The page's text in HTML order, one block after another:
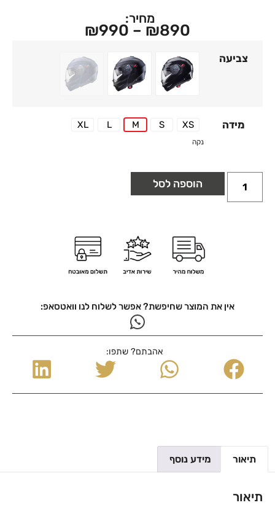
מחיר:
₪890
–
₪990
צביעה
02 SMART BLACK - DUKE X
17 MATT BLACK - DUKE X
48 MATT BLUE YAMA – DUKE X
מידה XS
M
M
XL
נקה
הוספה לסל
אין את המוצר שחיפשת? אפשר לשלוח לנו וואטסאפ:
אהבתם? שתפו:
תיאור מידע נוסף
תיאור